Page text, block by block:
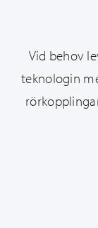
Vid behov
teknologin